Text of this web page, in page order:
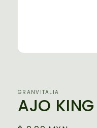
una
ventana
modal
GRANVITALIA
AJO KING